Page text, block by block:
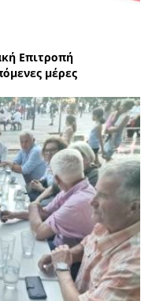
Επιτροπή
μέρες